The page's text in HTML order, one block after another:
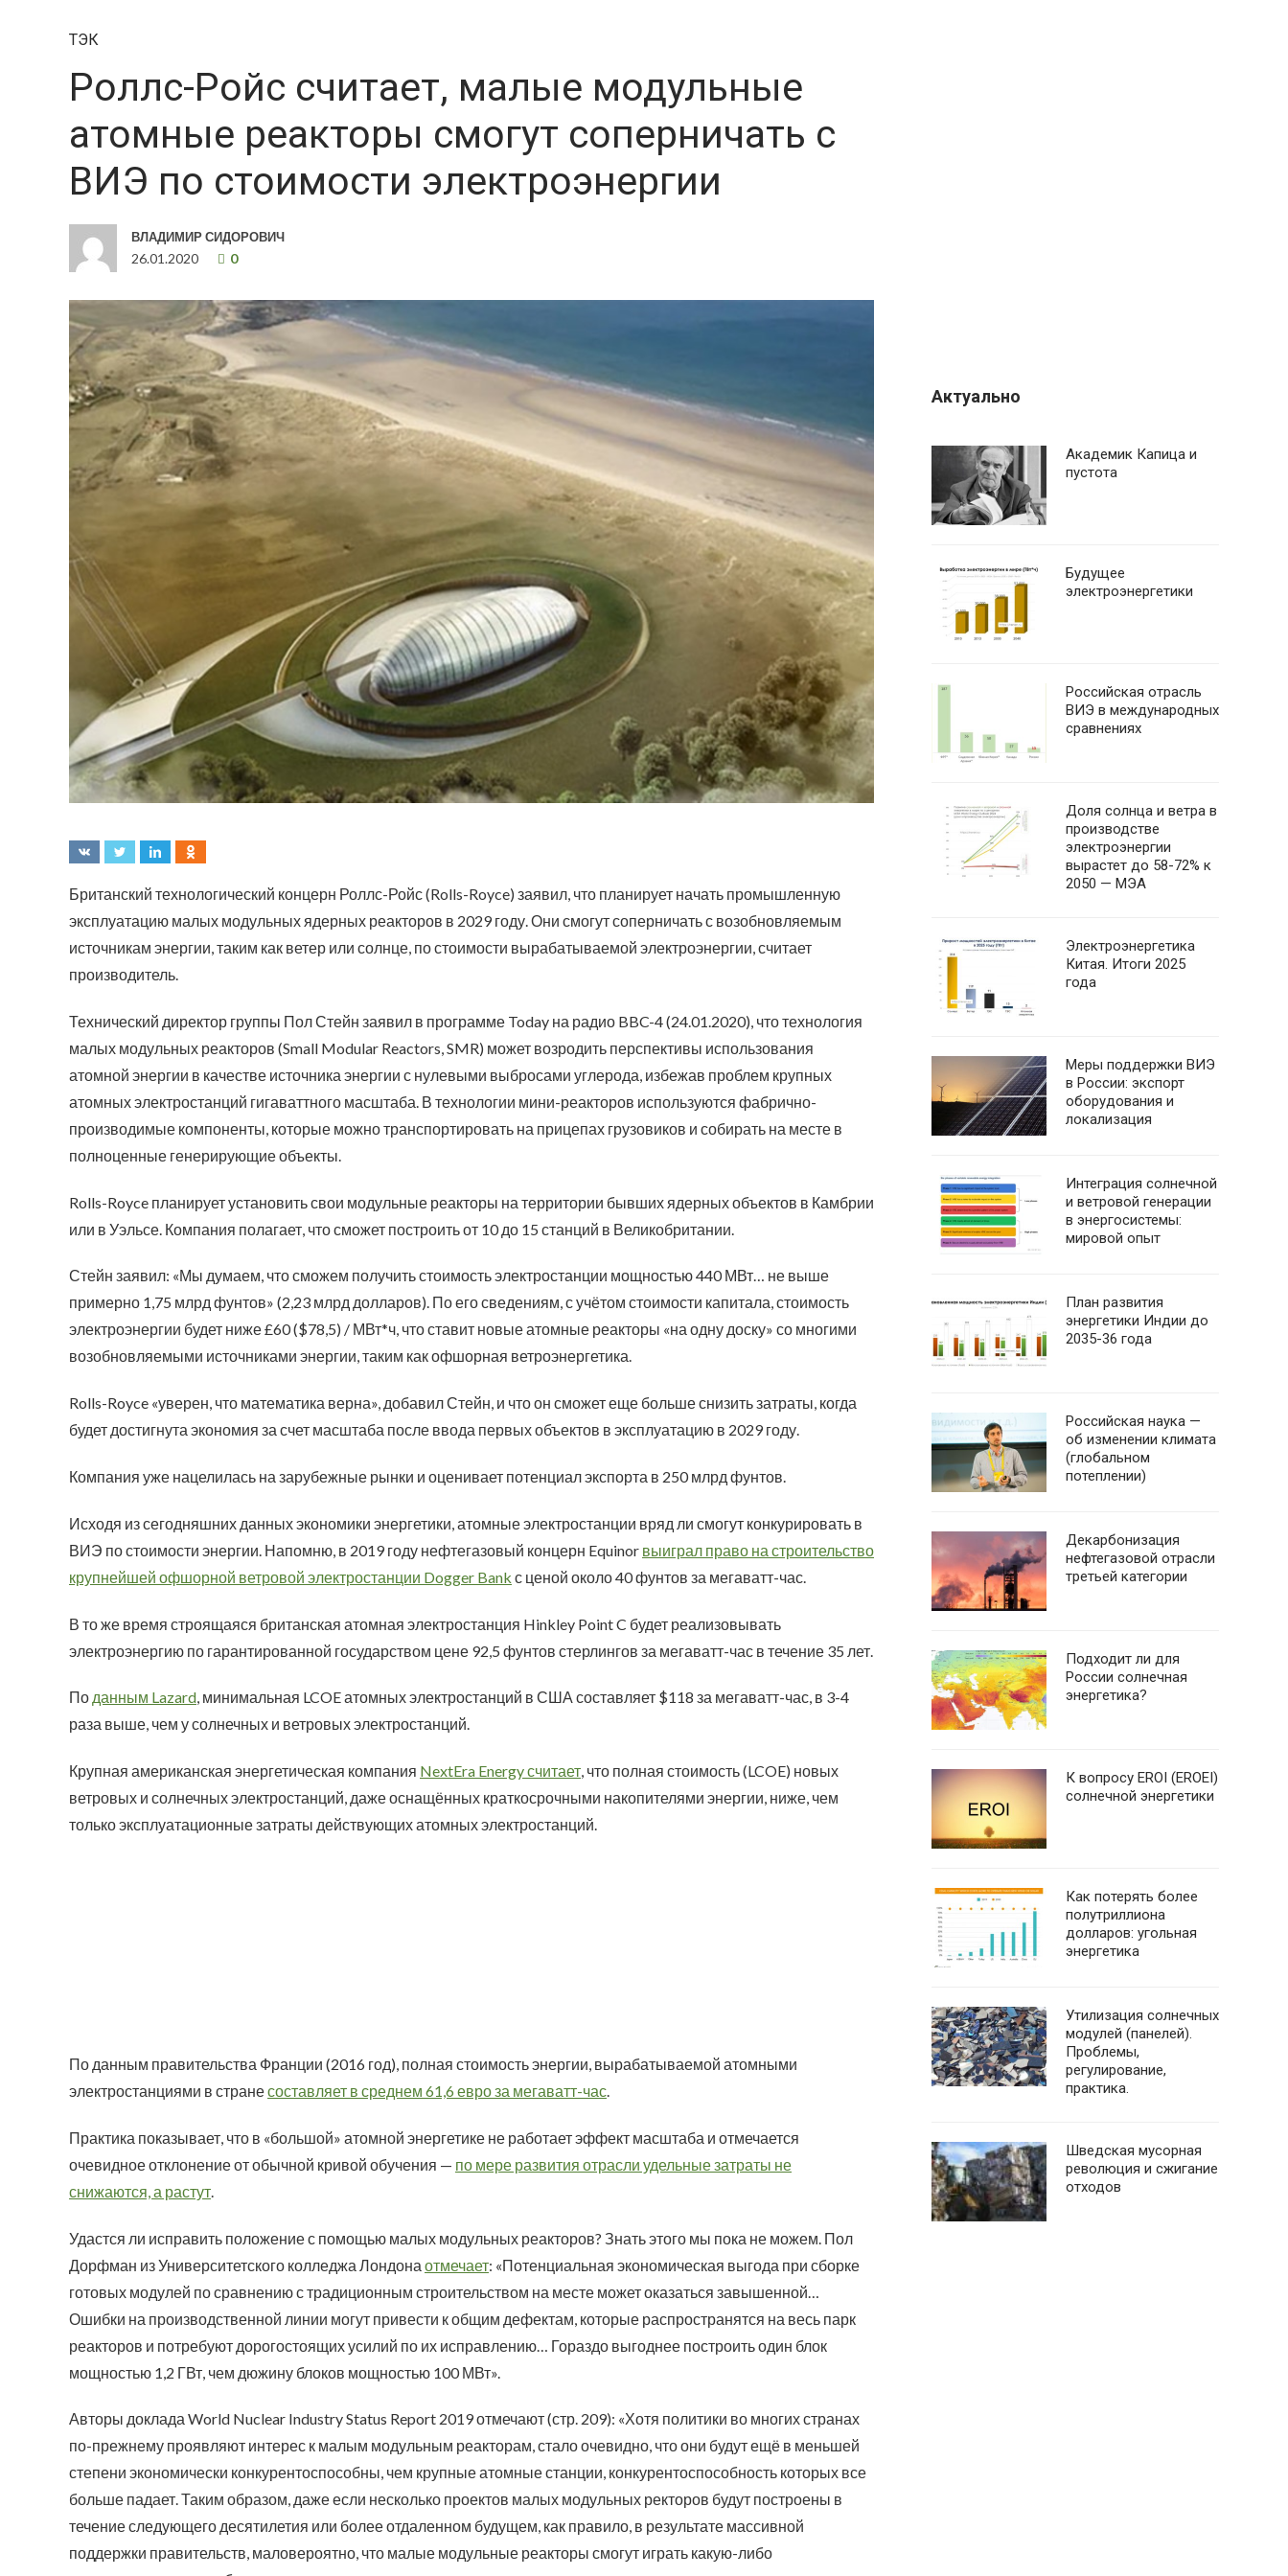
ТЭК
Роллс-Ройс считает, малые модульные
атомные реакторы смогут соперничать с
ВИЭ по стоимости электроэнергии
ВЛАДИМИР СИДОРОВИЧ
26.01.2020 0
Британский технологический концерн Роллс-Ройс (Rolls-Royce) заявил, что планирует начать промышленную
эксплуатацию малых модульных ядерных реакторов в 2029 году. Они смогут соперничать с возобновляемым
источникам энергии, таким как ветер или солнце, по стоимости вырабатываемой электроэнергии, считает
производитель.
Технический директор группы Пол Стейн заявил в программе Today на радио BBC-4 (24.01.2020), что технология
малых модульных реакторов (Small Modular Reactors, SMR) может возродить перспективы использования
атомной энергии в качестве источника энергии с нулевыми выбросами углерода, избежав проблем крупных
атомных электростанций гигаваттного масштаба. В технологии мини-реакторов используются фабрично-
производимые компоненты, которые можно транспортировать на прицепах грузовиков и собирать на месте в
полноценные генерирующие объекты.
Rolls-Royce планирует установить свои модульные реакторы на территории бывших ядерных объектов в Камбрии
или в Уэльсе. Компания полагает, что сможет построить от 10 до 15 станций в Великобритании.
Стейн заявил: «Мы думаем, что сможем получить стоимость электростанции мощностью 440 МВт… не выше
примерно 1,75 млрд фунтов» (2,23 млрд долларов). По его сведениям, с учётом стоимости капитала, стоимость
электроэнергии будет ниже £60 ($78,5) / МВт*ч, что ставит новые атомные реакторы «на одну доску» со многими
возобновляемыми источниками энергии, таким как офшорная ветроэнергетика.
Rolls-Royce «уверен, что математика верна», добавил Стейн, и что он сможет еще больше снизить затраты, когда
будет достигнута экономия за счет масштаба после ввода первых объектов в эксплуатацию в 2029 году.
Компания уже нацелилась на зарубежные рынки и оценивает потенциал экспорта в 250 млрд фунтов.
Исходя из сегодняшних данных экономики энергетики, атомные электростанции вряд ли смогут конкурировать в
ВИЭ по стоимости энергии. Напомню, в 2019 году нефтегазовый концерн Equinor выиграл право на строительство
крупнейшей офшорной ветровой электростанции Dogger Bank с ценой около 40 фунтов за мегаватт-час.
В то же время строящаяся британская атомная электростанция Hinkley Point C будет реализовывать
электроэнергию по гарантированной государством цене 92,5 фунтов стерлингов за мегаватт-час в течение 35 лет.
По данным Lazard, минимальная LCOE атомных электростанций в США составляет $118 за мегаватт-час, в 3-4
раза выше, чем у солнечных и ветровых электростанций.
Крупная американская энергетическая компания NextEra Energy считает, что полная стоимость (LCOE) новых
ветровых и солнечных электростанций, даже оснащённых краткосрочными накопителями энергии, ниже, чем
только эксплуатационные затраты действующих атомных электростанций.
По данным правительства Франции (2016 год), полная стоимость энергии, вырабатываемой атомными
электростанциями в странесоставляет в среднем 61,6 евро за мегаватт-час.
Практика показывает, что в «большой» атомной энергетике не работает эффект масштаба и отмечается
очевидное отклонение от обычной кривой обучения — по мере развития отрасли удельные затраты не
снижаются, а растут
Удастся ли исправить положение с помощью малых модульных реакторов? Знать этого мы пока не можем. Пол
Дорфман из Университетского колледжа Лондона отмечает: «Потенциальная экономическая выгода при сборке
готовых модулей по сравнению с традиционным строительством на месте может оказаться завышенной…
Ошибки на производственной линии могут привести к общим дефектам, которые распространятся на весь парк
реакторов и потребуют дорогостоящих усилий по их исправлению… Гораздо выгоднее построить один блок
мощностью 1,2 ГВт, чем дюжину блоков мощностью 100 МВт».
Авторы доклада World Nuclear Industry Status Report 2019 отмечают (стр. 209): «Хотя политики во многих странах
по-прежнему проявляют интерес к малым модульным реакторам, стало очевидно, что они будут ещё в меньшей
степени экономически конкурентоспособны, чем крупные атомные станции, конкурентоспособность которых все
больше падает. Таким образом, даже если несколько проектов малых модульных ректоров будут построены в
течение следующего десятилетия или более отдаленном будущем, как правило, в результате массивной
поддержки правительств, маловероятно, что малые модульные реакторы смогут играть какую-либо
Актуально
Академик Капица и
пустота
Будущее
электроэнергетики
Российская отрасль
ВИЭ в международных
сравнениях
Доля солнца и ветра в
производстве
электроэнергии
вырастет до 58-72% к
2050 — МЭА
Электроэнергетика
Китая. Итоги 2025
года
Меры поддержки ВИЭ
в России: экспорт
оборудования и
локализация
Интеграция солнечной
и ветровой генерации
в энергосистемы:
мировой опыт
План развития
энергетики Индии до
2035-36 года
Российская наука —
об изменении климата
(глобальном
потеплении)
Декарбонизация
нефтегазовой отрасли
третьей категории
Подходит ли для
России солнечная
энергетика?
К вопросу EROI (EROEI)
солнечной энергетики
Как потерять более
полутриллиона
долларов: угольная
энергетика
Утилизация солнечных
модулей (панелей).
Проблемы,
регулирование,
практика.
Шведская мусорная
революция и сжигание
отходов